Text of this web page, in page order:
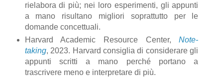
rielabora di più; nei loro esperimenti, gli appunti
a mano risultano migliori soprattutto per le
domande concettuali.
Harvard Academic Resource Center,Note-
taking, 2023. Harvard consiglia di considerare gli
appunti scritti a mano perché portano a
trascrivere meno e interpretare di più.